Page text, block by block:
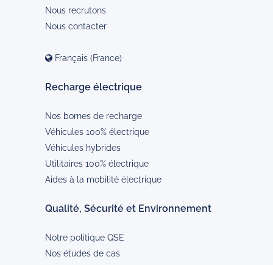
Nous recrutons
Nous contacter
Français (France)
Recharge électrique
Nos bornes de recharge
Véhicules 100% électrique
Véhicules hybrides
Utilitaires 100% électrique
Aides à la mobilité électrique
Qualité, Sécurité et Environnement
Notre politique QSE
Nos études de cas